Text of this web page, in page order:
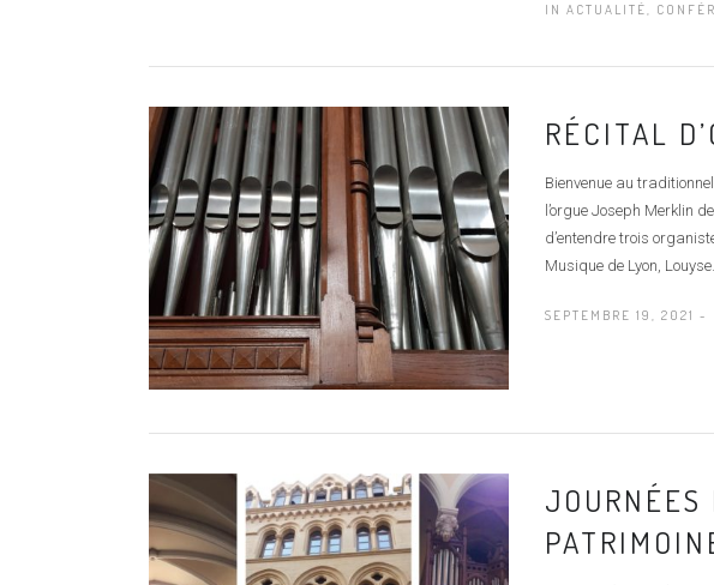
IN ACTUALITÉ,
RÉCITAL
Bienvenue au
l’orgue Joseph Merklin
d’entendre trois
Musique de Lyon,
SEPTEMBRE 19, 2021 -
JOURNÉES